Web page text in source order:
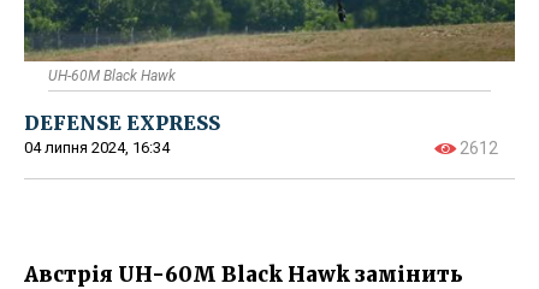
UH-60M Black Hawk
DEFENSE EXPRESS
04 липня 2024, 16:34 2612
Австрія UH-60M Black Hawk замінить